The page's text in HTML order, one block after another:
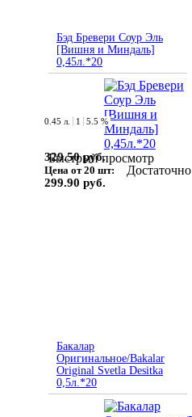
Бэд Бревери Соур Эль
[Вишня и Миндаль]
0,45л.*20
Быстрый просмотр
0.45 л. 1 5.5 %
329.50 руб.
Цена от 20 шт:
299.90 руб.
Достаточно
Бакалар
Оригинальное/Bakalar
Original Svetla Desitka
0,5л.*20